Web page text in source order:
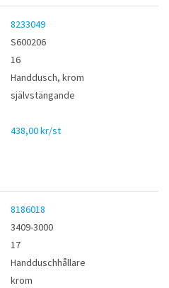
8233049
S600206
16
Handdusch, krom
självstängande
438,00 kr/st
8186018
3409-3000
17
Handduschhållare
krom